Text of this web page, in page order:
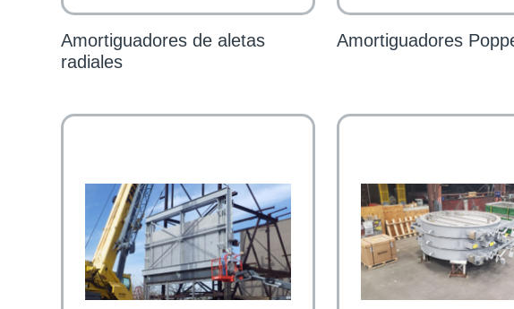
Amortiguadores de aletas
radiales
Amortiguadores